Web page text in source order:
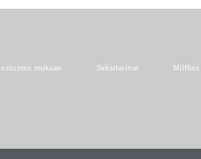
mukaan Seksitarinat MilfSex